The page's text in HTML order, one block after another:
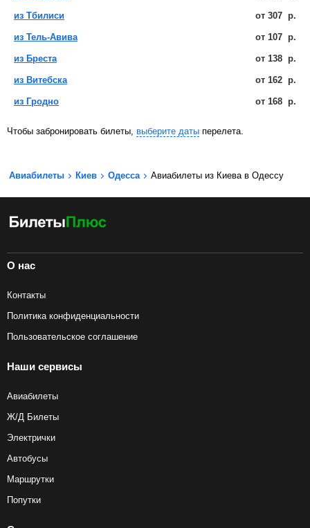
из Тбилиси от 307 р.
из Тель-Авива от 107 р.
из Бреста от 138 р.
из Витебска от 162 р.
из Гродно от 168 р.
Чтобы забронировать билеты, выберите даты перелета.
Авиабилеты Киев Одесса Авиабилеты из Киева в Одессу
О нас
Контакты
Политика конфиденциальности
Пользовательское соглашение
Наши сервисы
Авиабилеты
Ж/Д Билеты
Электрички
Автобусы
Маршрутки
Попутки